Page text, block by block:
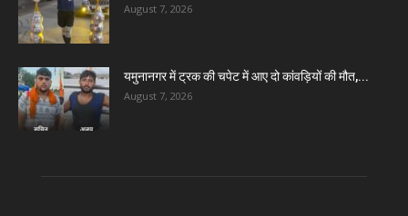
August 7, 2026
यमुनानगर में ट्रक की चपेट में आए दो कांवड़ियों की मौत,...
August 7, 2026